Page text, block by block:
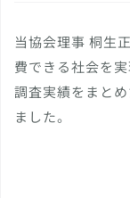
当協会理事 桐生
費できる社会を実
調査実績をまと
ました。